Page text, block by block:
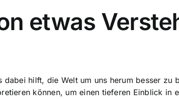
etwas
hilft, die Welt um uns herum besser
können, um einen tieferen Einblick in